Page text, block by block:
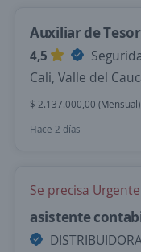
Auxiliar de
4,5
Cali, Valle del
$ 2.137.000,00 (Mensual)
Hace 2 días
Se precisa Urgente
asistente